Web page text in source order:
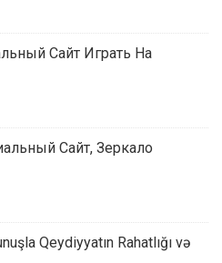
Сайт Играть На
Сайт, Зеркало
Qeydiyyatın Rahatlığı və